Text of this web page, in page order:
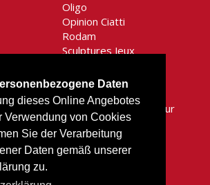
Daten
dieses Online Angebotes
Verwendung von Cookies
Sie der Verarbeitung
Daten gemäß unserer
zu.
Oligo
Opinion Ciatti
Rodam
Sculptures Jeux
Shogazi
Signet
SiRA Moebelmanufaktur
Stilnovo
System 180
Tojo